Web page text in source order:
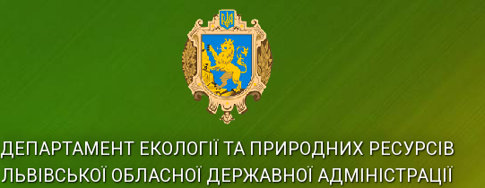
ДЕПАРТАМЕНТ ЕКОЛОГІЇ ТА ПРИРОДНИХ РЕСУРСІВ
ЛЬВІВСЬКОЇ ОБЛАСНОЇ ДЕРЖАВНОЇ АДМІНІСТРАЦІЇ